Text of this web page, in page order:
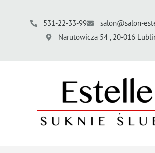
531-22-33-99
salon@salon-
Narutowicza 54 , 20-016